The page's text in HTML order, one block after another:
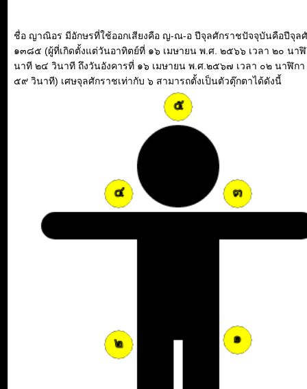
ชื่อ ญาณิอร มีอักษรที่ใช้ออกเสียงคือ ญ-ณ-อ ปีจุลศักราชปัจจุบันคือปีจุล
๑๓๘๕ (ผู้ที่เกิดตั้งแต่วันอาทิตย์ที่ ๑๖ เมษายน พ.ศ. ๒๕๖๖ เวลา ๒๐ นา
นาที ๒๔ วินาที ถึงวันอังคารที่ ๑๖ เมษายน พ.ศ.๒๕๖๗ เวลา ๐๒ นาฬิก
๕๙ วินาที) เศษจุลศักราชเท่ากับ ๖ สามารถตั้งเป็นตัวตุ๊กตาได้ดังนี้